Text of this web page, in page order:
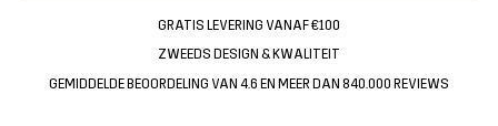
GRATIS LEVERING VANAF €100
ZWEEDS DESIGN & KWALITEIT
GEMIDDELDE BEOORDELING VAN 4.6 EN MEER DAN 840.000 REVIEWS